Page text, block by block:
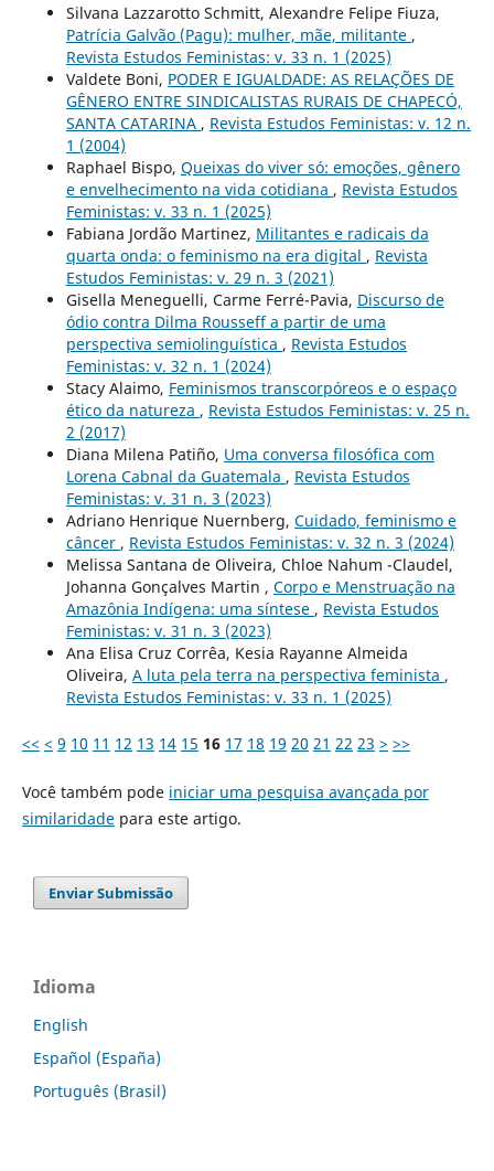
Silvana Lazzarotto Schmitt, Alexandre Felipe Fiuza,
Patrícia Galvão (Pagu): mulher, mãe, militante ,
Revista Estudos Feministas: v. 33 n. 1 (2025)
Valdete Boni, PODER E IGUALDADE: AS RELAÇÕES DE
GÊNERO ENTRE SINDICALISTAS RURAIS DE CHAPECÓ,
SANTA CATARINA , Revista Estudos Feministas: v. 12 n.
1 (2004)
Raphael Bispo, Queixas do viver só: emoções, gênero
e envelhecimento na vida cotidiana , Revista Estudos
Feministas: v. 33 n. 1 (2025)
Fabiana Jordão Martinez, Militantes e radicais da
quarta onda: o feminismo na era digital , Revista
Estudos Feministas: v. 29 n. 3 (2021)
Gisella Meneguelli, Carme Ferré-Pavia, Discurso de
ódio contra Dilma Rousseff a partir de uma
perspectiva semiolinguística , Revista Estudos
Feministas: v. 32 n. 1 (2024)
Stacy Alaimo, Feminismos transcorpóreos e o espaço
ético da natureza , Revista Estudos Feministas: v. 25 n.
2 (2017)
Diana Milena Patiño, Uma conversa filosófica com
Lorena Cabnal da Guatemala , Revista Estudos
Feministas: v. 31 n. 3 (2023)
Adriano Henrique Nuernberg, Cuidado, feminismo e
câncer , Revista Estudos Feministas: v. 32 n. 3 (2024)
Melissa Santana de Oliveira, Chloe Nahum -Claudel,
Johanna Gonçalves Martin , Corpo e Menstruação na
Amazônia Indígena: uma síntese , Revista Estudos
Feministas: v. 31 n. 3 (2023)
Ana Elisa Cruz Corrêa, Kesia Rayanne Almeida
Oliveira, A luta pela terra na perspectiva feminista ,
Revista Estudos Feministas: v. 33 n. 1 (2025)
<< < 9 10 11 12 13 14 15 16 17 18 19 20 21 22 23 > >>
Você também pode iniciar uma pesquisa avançada por
similaridadepara este artigo.
Enviar Submissão
Idioma
English
Español (España)
Português (Brasil)